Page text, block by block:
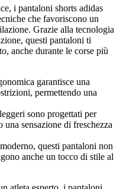
i pantaloni shorts adidas
che favoriscono un
Grazie alla tecnologia
questi pantaloni ti
anche durante le corse più
garantisce una
permettendo una
sono progettati per
sensazione di freschezza
questi pantaloni non
anche un tocco di stile al